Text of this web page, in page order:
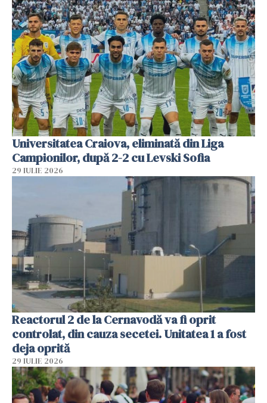
Universitatea Craiova, eliminată din Liga
Campionilor, după 2-2 cu Levski Sofia
29 IULIE 2026
Reactorul 2 de la Cernavodă va fi oprit
controlat, din cauza secetei. Unitatea 1 a fost
deja oprită
29 IULIE 2026